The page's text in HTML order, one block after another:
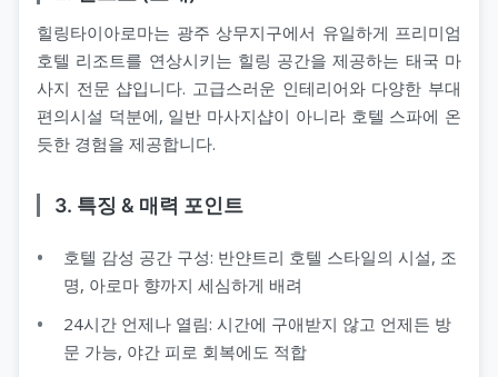
힐링타이아로마는 광주 상무지구에서 유일하게 프리미엄
호텔 리조트를 연상시키는 힐링 공간을 제공하는 태국 마
사지 전문 샵입니다. 고급스러운 인테리어와 다양한 부대
편의시설 덕분에, 일반 마사지샵이 아니라 호텔 스파에 온
듯한 경험을 제공합니다.
3. 특징 & 매력 포인트
호텔 감성 공간 구성: 반얀트리 호텔 스타일의 시설, 조
명, 아로마 향까지 세심하게 배려
24시간 언제나 열림: 시간에 구애받지 않고 언제든 방
문 가능, 야간 피로 회복에도 적합